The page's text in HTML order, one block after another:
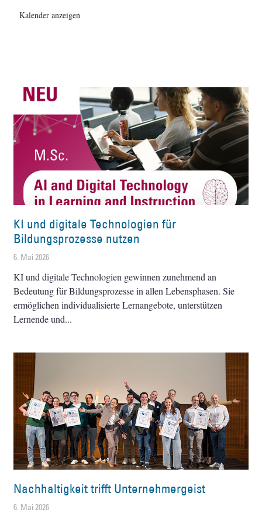
Kalender anzeigen
KI und digitale Technologien für
Bildungsprozesse nutzen
6. Mai 2026
KI und digitale Technologien gewinnen zunehmend an
Bedeutung für Bildungsprozesse in allen Lebensphasen. Sie
ermöglichen individualisierte Lernangebote, unterstützen
Lernende und
Nachhaltigkeit trifft Unternehmergeist
6. Mai 2026